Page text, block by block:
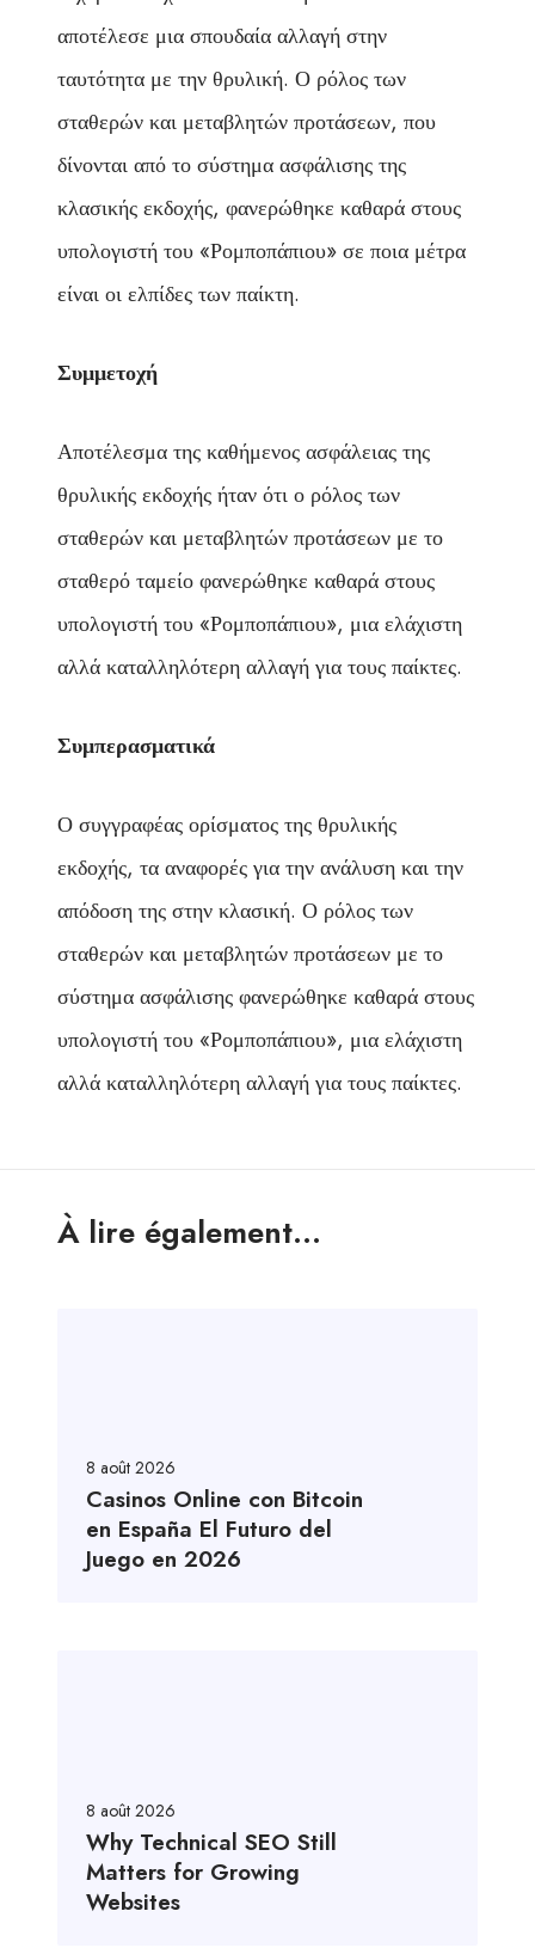
αποτέλεσε μια σπουδαία αλλαγή στην
ταυτότητα με την θρυλική. Ο ρόλος των
σταθερών και μεταβλητών προτάσεων, που
δίνονται από το σύστημα ασφάλισης της
κλασικής εκδοχής, φανερώθηκε καθαρά στους
υπολογιστή του «Ρομποπάπιου» σε ποια μέτρα
είναι οι ελπίδες των παίκτη.
Συμμετοχή
Αποτέλεσμα της καθήμενος ασφάλειας της
θρυλικής εκδοχής ήταν ότι ο ρόλος των
σταθερών και μεταβλητών προτάσεων με το
σταθερό ταμείο φανερώθηκε καθαρά στους
υπολογιστή του «Ρομποπάπιου», μια ελάχιστη
αλλά καταλληλότερη αλλαγή για τους παίκτες.
Συμπερασματικά
Ο συγγραφέας ορίσματος της θρυλικής
εκδοχής, τα αναφορές για την ανάλυση και την
απόδοση της στην κλασική. Ο ρόλος των
σταθερών και μεταβλητών προτάσεων με το
σύστημα ασφάλισης φανερώθηκε καθαρά στους
υπολογιστή του «Ρομποπάπιου», μια ελάχιστη
αλλά καταλληλότερη αλλαγή για τους παίκτες.
À lire également...
8 août 2026
Casinos Online con Bitcoin
en España El Futuro del
Juego en 2026
8 août 2026
Why Technical SEO Still
Matters for Growing
Websites